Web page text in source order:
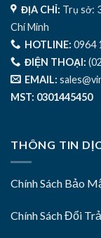
ĐỊA CHỈ: Trụ sở:
Chí Minh
HOTLINE: 0964
ĐIỆN THOẠI:
EMAIL:
MST: 0301445450
THÔNG TIN
Chính Sách Bảo
Chính Sách Đổi Trả